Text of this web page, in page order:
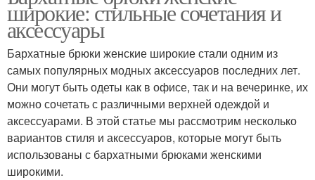
широкие: стильные сочетания и
аксессуары
Бархатные брюки женские широкие стали одним из
самых популярных модных аксессуаров последних лет.
Они могут быть одеты как в офисе, так и на вечеринке, их
можно сочетать с различными верхней одеждой и
аксессуарами. В этой статье мы рассмотрим несколько
вариантов стиля и аксессуаров, которые могут быть
использованы с бархатными брюками женскими
широкими.